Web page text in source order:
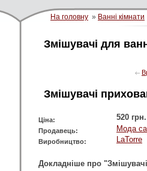
На головну » Ванні кімнати
Змішувачі для
Змішувачі
Ціна: 520 грн.
Продавець: Мода
Виробництво: LaTorre
Докладніше про